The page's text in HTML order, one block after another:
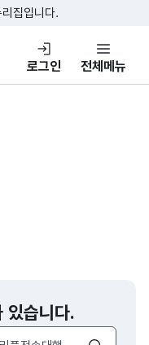
바로가기
로가기
집입니다.
포털
로그인 전체메뉴
있습니다.